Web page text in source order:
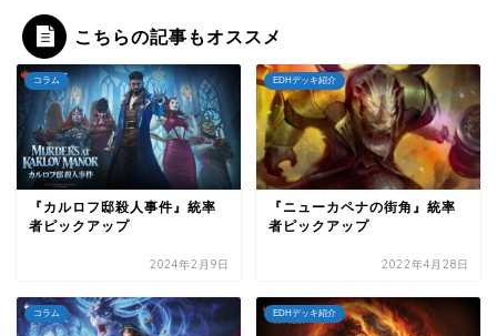
こちらの記事もオススメ
コラム
『カルロフ邸殺人事件』統率
者ピックアップ
2024年2月9日
EDHデッキ紹介
『ニューカペナの街角』統率
者ピックアップ
2022年4月28日
コラム EDHデッキ紹介